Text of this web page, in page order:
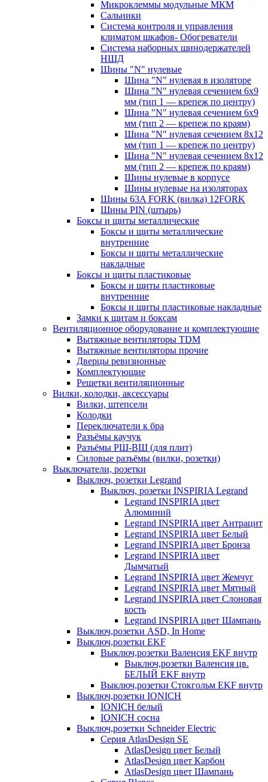
Микроклеммы модульные МКМ
Сальники
Система контроля и управления
климатом шкафов- Обогреватели
Система наборных шинодержателей
НШД
Шины "N" нулевые
Шина "N" нулевая в изоляторе
Шина "N" нулевая сечением 6х9
мм (тип 1 — крепеж по центру)
Шина "N" нулевая сечением 6х9
мм (тип 2 — крепеж по краям)
Шина "N" нулевая сечением 8х12
мм (тип 1 — крепеж по центру)
Шина "N" нулевая сечением 8х12
мм (тип 2 — крепеж по краям)
Шины нулевые в корпусе
Шины нулевые на изоляторах
Шины 63A FORK (вилка) 12FORK
Шины PIN (штырь)
Боксы и щиты металлические
Боксы и щиты металлические
внутренние
Боксы и щиты металлические
накладные
Боксы и щиты пластиковые
Боксы и щиты пластиковые
внутренние
Боксы и щиты пластиковые накладные
Замки к щитам и боксам
Вентиляционное оборудование и комплектующие
Вытяжные вентиляторы TDM
Вытяжные вентиляторы прочие
Дверцы ревизионные
Комплектующие
Решетки вентиляционные
Вилки, колодки, аксессуары
Вилки, штепсели
Колодки
Переключатели к бра
Разъёмы каучук
Разъёмы РШ-ВШ (для плит)
Силовые разъёмы (вилки, розетки)
Выключатели, розетки
Выключ, розетки Legrand
Выключ, розетки INSPIRIA Legrand
Legrand INSPIRIA цвет
Алюминий
Legrand INSPIRIA цвет Антрацит
Legrand INSPIRIA цвет Белый
Legrand INSPIRIA цвет Бронза
Legrand INSPIRIA цвет
Дымчатый
Legrand INSPIRIA цвет Жемчуг
Legrand INSPIRIA цвет Мятный
Legrand INSPIRIA цвет Слоновая
кость
Legrand INSPIRIA цвет Шампань
Выключ,розетки ASD, In Home
Выключ,розетки EKF
Выключ,розетки Валенсия EKF внутр
Выключ,розетки Валенсия цв.
БЕЛЫЙ EKF внутр
Выключ,розетки Стокгольм EKF внутр
Выключ,розетки IONICH
IONICH белый
IONICH сосна
Выключ,розетки Schneider Electric
Серия AtlasDesign SE
AtlasDesign цвет Белый
AtlasDesign цвет Карбон
AtlasDesign цвет Шампань